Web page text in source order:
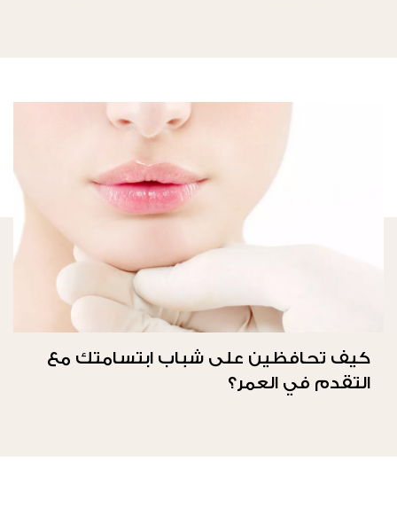
كيف تحافظين على شباب ابتسامتك مع
التقدم في العمر؟